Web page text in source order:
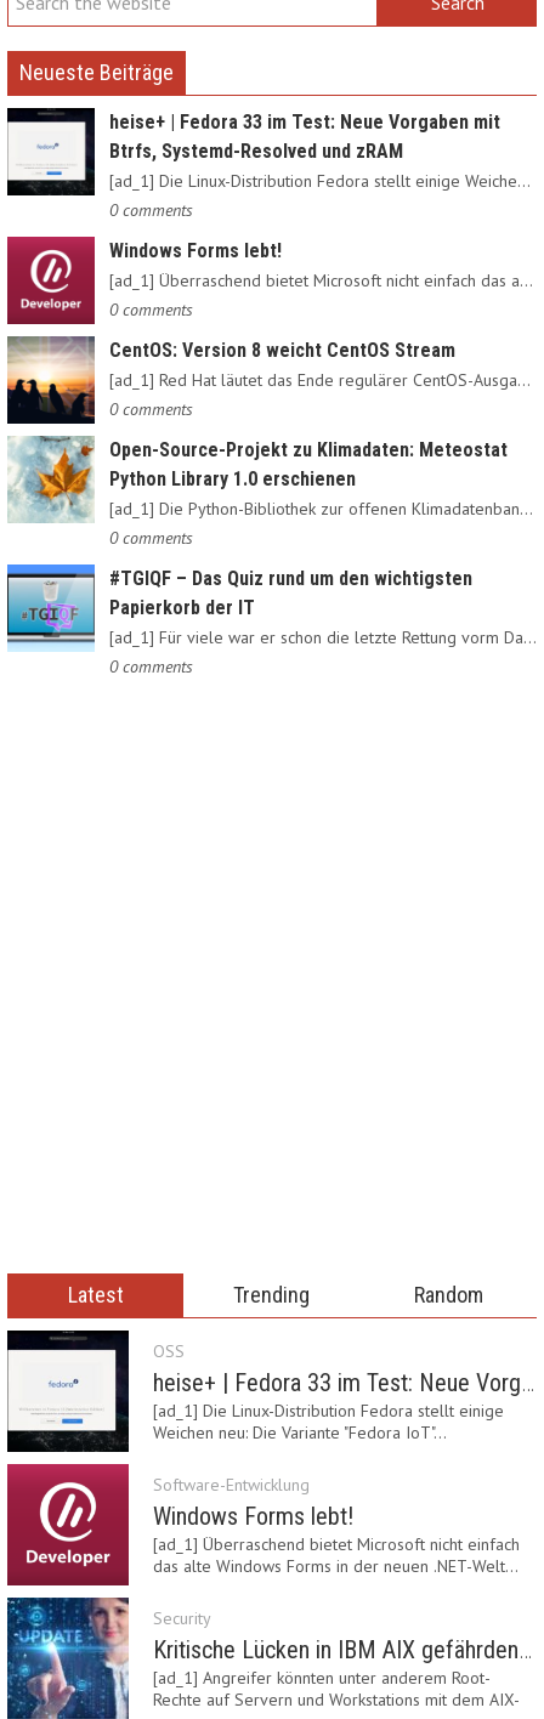
Neueste Beiträge
heise+ | Fedora 33 im Test: Neue Vorgaben mit
Btrfs, Systemd-Resolved und zRAM
[ad_1] Die Linux-Distribution Fedora stellt einige Weichen neu:…
0 comments
Windows Forms lebt!
[ad_1] Überraschend bietet Microsoft nicht einfach das alte…
0 comments
CentOS: Version 8 weicht CentOS Stream
[ad_1] Red Hat läutet das Ende regulärer CentOS-Ausgaben ein:…
0 comments
Open-Source-Projekt zu Klimadaten: Meteostat
Python Library 1.0 erschienen
[ad_1] Die Python-Bibliothek zur offenen Klimadatenbank Meteostat…
0 comments
#TGIQF – Das Quiz rund um den wichtigsten
Papierkorb der IT
[ad_1] Für viele war er schon die letzte Rettung vorm Daten-Nirvana:…
0 comments
Latest Trending Random
OSS
heise+ | Fedora 33 im Test: Neue Vorgaben mit Btrfs, Systemd-Resolved und zRAM
[ad_1] Die Linux-Distribution Fedora stellt einige
Weichen neu: Die Variante "Fedora IoT"…
Software-Entwicklung
Windows Forms lebt!
[ad_1] Überraschend bietet Microsoft nicht einfach
das alte Windows Forms in der neuen .NET-Welt…
Security
Kritische Lücken in IBM AIX gefährden Server
[ad_1] Angreifer könnten unter anderem Root-
Rechte auf Servern und Workstations mit dem AIX-